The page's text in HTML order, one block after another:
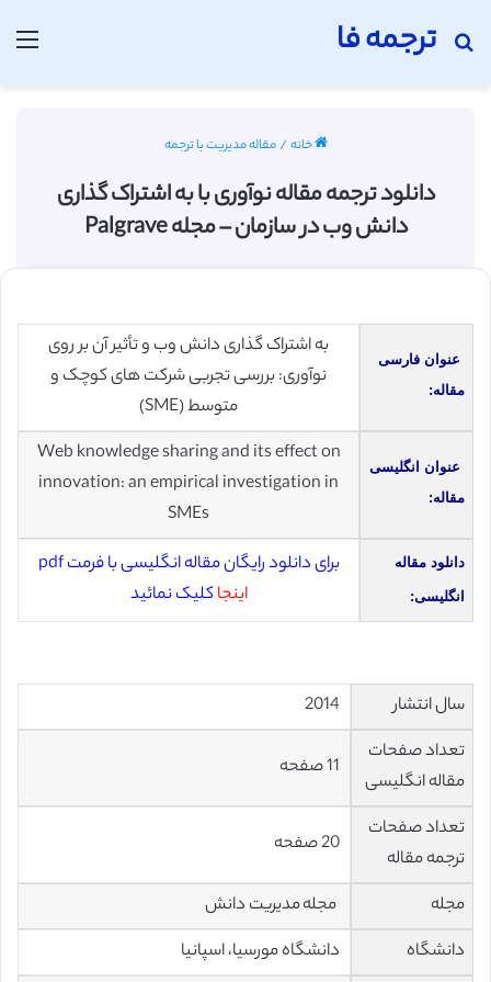
ترجمه فا
جستجو برای
خانه/مقاله مدیریت با ترجمه
دانلود ترجمه مقاله نوآوری با به اشتراک گذاری
دانش وب در سازمان – مجله Palgrave
عنوان فارسی
مقاله:
به اشتراک گذاری دانش وب و تأثیر آن بر روی
نوآوری: بررسی تجربی شرکت های کوچک و
متوسط (SME)
عنوان انگلیسی
مقاله:
Web knowledge sharing and its effect on
innovation: an empirical investigation in
SMEs
دانلود مقاله
انگلیسی:
برای دانلود رایگان مقاله انگلیسی با فرمت pdf
اینجاکلیک نمائید
سال انتشار
تعداد صفحات
مقاله انگلیسی
تعداد صفحات
ترجمه مقاله
مجله
مجله مدیریت دانش
دانشگاه
دانشگاه مورسیا، اسپانیا